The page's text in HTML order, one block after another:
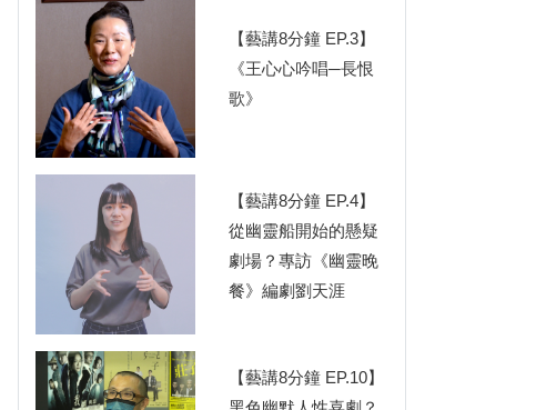
【藝講8分鐘 EP.3】
《王心心吟唱─長恨
歌》
【藝講8分鐘 EP.4】
從幽靈船開始的懸疑
劇場？專訪《幽靈晚
餐》編劇劉天涯
【藝講8分鐘 EP.10】